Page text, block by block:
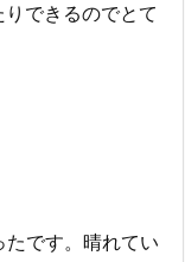
できるのでとて
です。晴れてい